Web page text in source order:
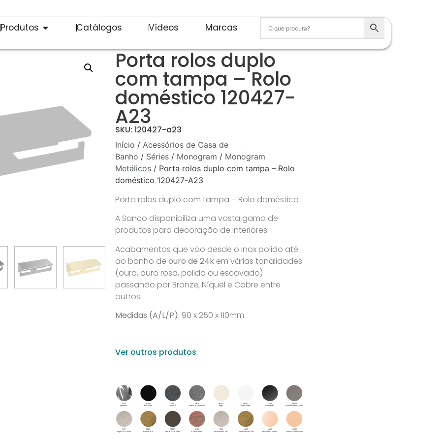
Produtos Catálogos Vídeos Marcas
Porta rolos duplo
com tampa – Rolo
doméstico 120427-
A23
SKU: 120427-a23
Início / Acessórios de Casa de
Banho / Séries/ Monogram / Monogram
Metálicos/ Porta rolos duplo com tampa – Rolo
doméstico 120427-A23
Porta rolos duplo com tampa – Rolo doméstico
A Sanco disponibiliza uma vasta gama de
produtos para decoração de interiores.
Acabamentos que vão desde o inox polido até
ao banho de ouro de 24kem várias tonalidades
(ouro, ouro rosa, polido ou escovado)
passando por Bronze, Níquel e Cobre entre
outros.
Medidas (A/L/P): 90 x 250 x 110mm
Ver outros produtos